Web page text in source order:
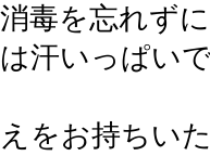
毒を忘れず
汗いっぱい
をお持ちい